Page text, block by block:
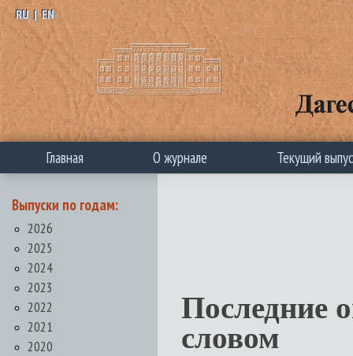
RU | EN
Главная О журнале Текущий
Выпуски по годам:
2026
2025
2024
2023
2022
2021
2020
Последние
словом